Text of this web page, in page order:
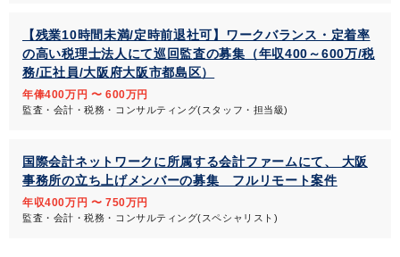
【残業10時間未満/定時前退社可】ワークバランス・定着率
の高い税理士法人にて巡回監査の募集（年収400～600万/税
務/正社員/大阪府大阪市都島区）
年俸400万円 〜 600万円
監査・会計・税務・コンサルティング(スタッフ・担当級)
国際会計ネットワークに所属する会計ファームにて、 大阪
事務所の立ち上げメンバーの募集 フルリモート案件
年収400万円 〜 750万円
監査・会計・税務・コンサルティング(スペシャリスト)